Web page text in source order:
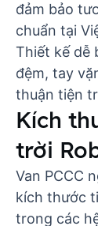
đảm bảo
chuẩn tại
Thiết kế dễ
đệm, tay
thuận tiện
Kích
trời
Van PCCC
kích thước
trong các